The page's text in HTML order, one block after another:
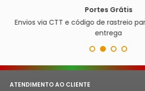
Portes Grátis
Envios via CTT e código de rastreio
entrega
ATENDIMENTO AO CLIENTE